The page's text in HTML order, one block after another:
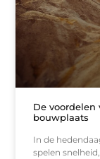
De
bouwplaats
In de
spelen